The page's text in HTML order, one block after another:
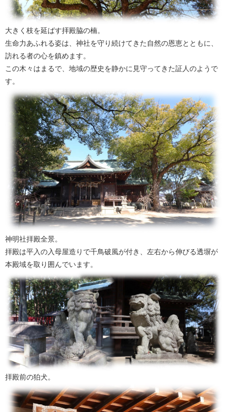
大きく枝を延ばす拝殿脇の楠。
生命力あふれる姿は、神社を守り続けてきた自然の恩恵とともに、
訪れる者の心を鎮めます。
この木々はまるで、地域の歴史を静かに見守ってきた証人のようで
す。
神明社拝殿全景。
拝殿は平入の入母屋造りで千鳥破風が付き、左右から伸びる透塀が
本殿域を取り囲んでいます。
拝殿前の狛犬。